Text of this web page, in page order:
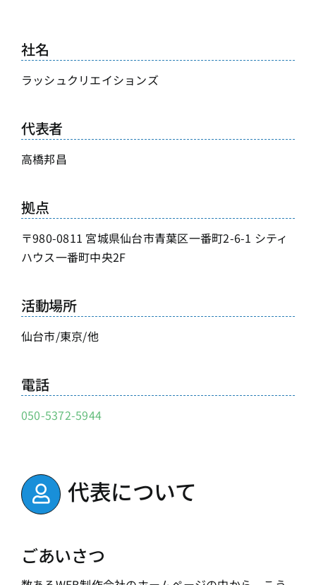
社名
ラッシュクリエイションズ
代表者
高橋邦昌
拠点
〒980-0811 宮城県仙台市青葉区一番町2-6-1 シティ
ハウス一番町中央2F
活動場所
仙台市/東京/他
電話
050-5372-5944
代表について
ごあいさつ